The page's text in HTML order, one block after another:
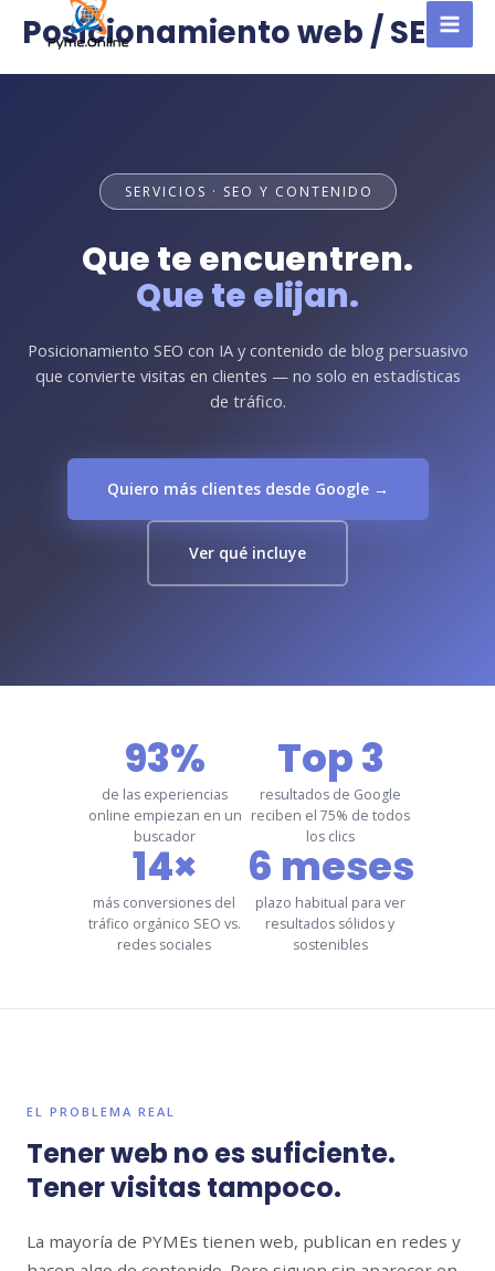
contenido
Posicionamiento web / SEO
SERVICIOS · SEO Y CONTENIDO
Que te encuentren.
Que te elijan.
Posicionamiento SEO con IA y contenido de blog persuasivo
que convierte visitas en clientes — no solo en estadísticas
de tráfico.
Quiero más clientes desde Google →
Ver qué incluye
93%
de las experiencias
online empiezan en un
buscador
Top 3
resultados de Google
reciben el 75% de todos
los clics
14×
más conversiones del
tráfico orgánico SEO vs.
redes sociales
6 meses
plazo habitual para ver
resultados sólidos y
sostenibles
EL PROBLEMA REAL
Tener web no es suficiente.
Tener visitas tampoco.
La mayoría de PYMEs tienen web, publican en redes y